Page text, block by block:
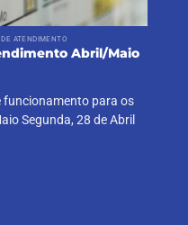
ATENDIMENTO
Abril/Maio
para os
Segunda, 28 de Abril